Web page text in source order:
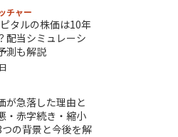
チャー
タルの株価は10年
配当シミュレーシ
測も解説
が急落した理由と
・赤字続き・縮小
の背景と今後を解